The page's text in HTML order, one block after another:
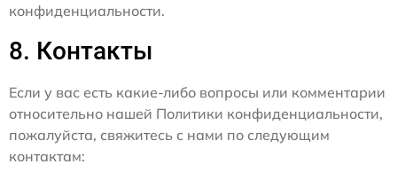
конфиденциальности.
8. Контакты
Если у вас есть какие-либо вопросы или комментарии
относительно нашей Политики конфиденциальности,
пожалуйста, свяжитесь с нами по следующим
контактам: